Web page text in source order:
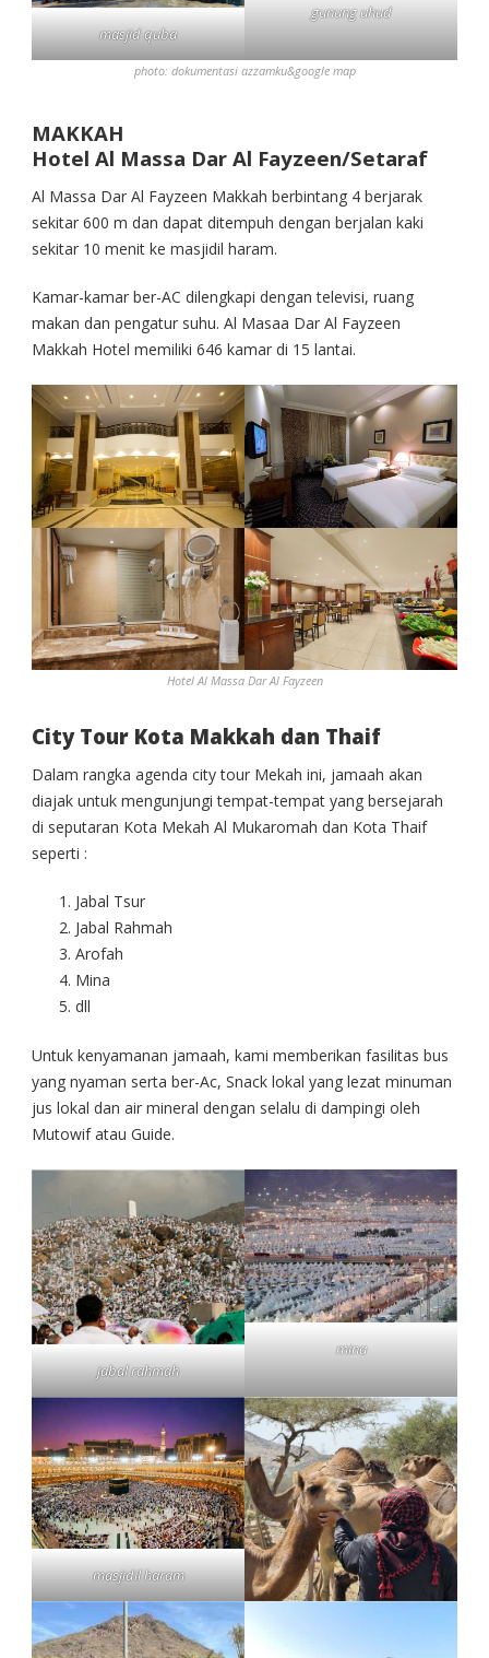
masjid quba
gunung uhud
photo: dokumentasi azzamku&google map
MAKKAH
Hotel Al Massa Dar Al Fayzeen/Setaraf
Al Massa Dar Al Fayzeen Makkah berbintang 4 berjarak
sekitar 600 m dan dapat ditempuh dengan berjalan kaki
sekitar 10 menit ke masjidil haram.
Kamar-kamar ber-AC dilengkapi dengan televisi, ruang
makan dan pengatur suhu. Al Masaa Dar Al Fayzeen
Makkah Hotel memiliki 646 kamar di 15 lantai.
Hotel Al Massa Dar Al Fayzeen
City Tour Kota Makkah dan Thaif
Dalam rangka agenda city tour Mekah ini, jamaah akan
diajak untuk mengunjungi tempat-tempat yang bersejarah
di seputaran Kota Mekah Al Mukaromah dan Kota Thaif
seperti :
Jabal Tsur
Jabal Rahmah
Arofah
Mina
dll
Untuk kenyamanan jamaah, kami memberikan fasilitas bus
yang nyaman serta ber-Ac, Snack lokal yang lezat minuman
jus lokal dan air mineral dengan selalu di dampingi oleh
Mutowif atau Guide.
jabal rahmah
mina
masjidil haram